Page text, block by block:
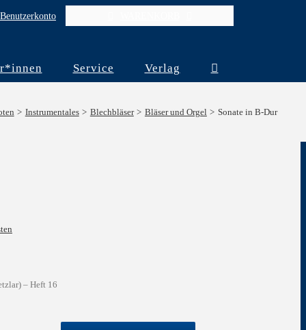
Service Verlag
Instrumentales Blechbläser Bläser und Orgel Sonate in B-Dur
– Heft 16